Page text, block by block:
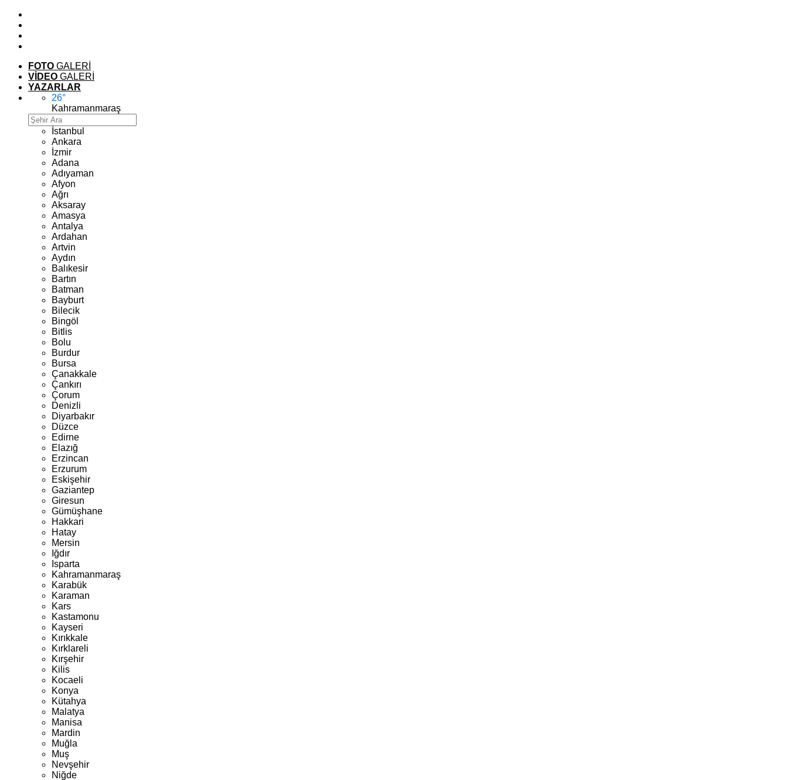
FOTO GALERİ
VİDEO GALERİ
YAZARLAR
26°
Kahramanmaraş
İstanbul
Ankara
İzmir
Adana
Adıyaman
Afyon
Ağrı
Aksaray
Amasya
Antalya
Ardahan
Artvin
Aydın
Balıkesir
Bartın
Batman
Bayburt
Bilecik
Bingöl
Bitlis
Bolu
Burdur
Bursa
Çanakkale
Çankırı
Çorum
Denizli
Diyarbakır
Düzce
Edirne
Elazığ
Erzincan
Erzurum
Eskişehir
Gaziantep
Giresun
Gümüşhane
Hakkari
Hatay
Mersin
Iğdır
Isparta
Kahramanmaraş
Karabük
Karaman
Kars
Kastamonu
Kayseri
Kırıkkale
Kırklareli
Kırşehir
Kilis
Kocaeli
Konya
Kütahya
Malatya
Manisa
Mardin
Muğla
Muş
Nevşehir
Niğde